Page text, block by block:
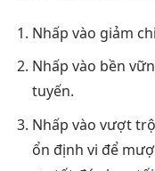
Nhấp vào giảm chi
Nhấp vào bền
tuyến.
Nhấp vào vượt
ổn định vi để